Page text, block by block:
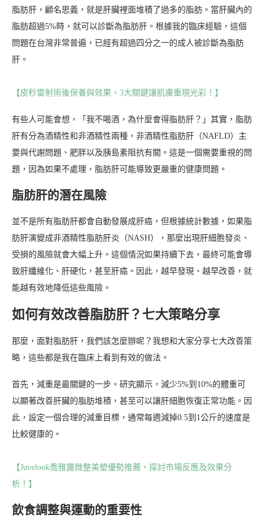
脂肪肝，顧名思義，就是肝臟裡面堆積了過多的脂肪。當肝臟內的
脂肪超過5%時，就可以診斷為脂肪肝。根據我的臨床經驗，這個
問題在台灣非常普遍，已經有超過四分之一的成人被診斷為脂肪
肝。
【皮秒雷射術後保養與效果，3大關鍵讓肌膚重現光彩！】
有些人可能會想，「我不喝酒，為什麼會得脂肪肝？」其實，脂肪
肝有分為酒精性和非酒精性兩種，非酒精性脂肪肝（NAFLD）主
要與代謝問題、肥胖以及胰島素阻抗有關。這是一個需要重視的問
題，因為如果不處理，脂肪肝可能導致更嚴重的健康問題。
脂肪肝的潛在風險
並不是所有脂肪肝都會自動發展成肝癌，但根據統計數據，如果脂
肪肝演變成非酒精性脂肪肝炎（NASH），那麼出現肝細胞發炎、
受損的風險就會大幅上升。這個情況如果持續下去，最終可能會導
致肝纖維化、肝硬化，甚至肝癌。因此，越早發現、越早改善，就
能越有效地降低這些風險。
如何有效改善脂肪肝？七大策略分享
那麼，面對脂肪肝，我們該怎麼辦呢？我想和大家分享七大改善策
略，這些都是我在臨床上看到有效的做法。
首先，減重是最關鍵的一步。研究顯示，減少5%到10%的體重可
以顯著改善肝臟的脂肪堆積，甚至可以讓肝細胞恢復正常功能。因
此，設定一個合理的減重目標，通常每週減掉0.5到1公斤的速度是
比較健康的。
【Juvelook喬雅露微整美塑優勢推薦，探討市場反應及效果分
析！】
飲食調整與運動的重要性